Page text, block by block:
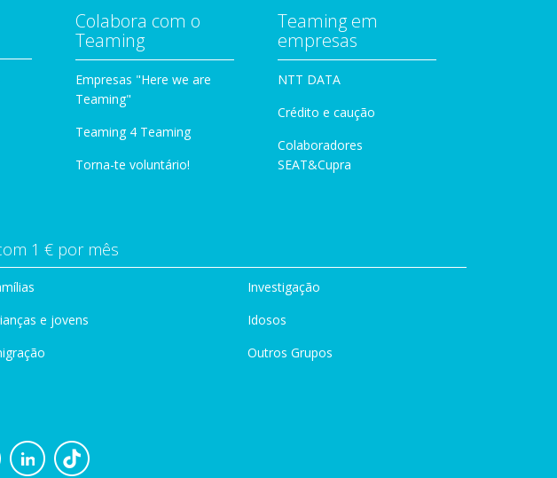
Colabora com o
Teaming
Empresas "Here we are
Teaming"
Teaming 4 Teaming
Torna-te voluntário!
Teaming em
empresas
NTT DATA
Crédito e caução
Colaboradores
SEAT&Cupra
1 € por mês
e jovens
Investigação
Idosos
Outros Grupos